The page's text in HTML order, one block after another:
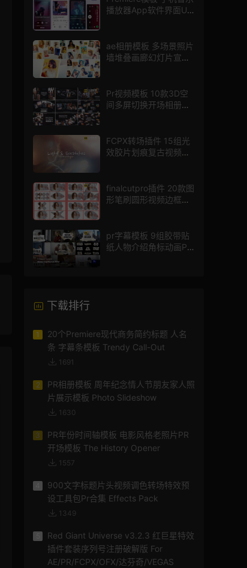
播放器App软件界面UI
ae相册模板 多场景照片
墙堆叠画廊幻灯片宣传
Pr视频模板 10款3D空
间多屏切换开场相册视
FCPX转场插件 15组光
效胶片划痕复古视频过
finalcutpro插件 20款图
形笔刷圆形视频边框遮
pr字幕模板 9组胶带贴
纸人物介绍角标动画PR
下载排行
1
20个Premiere现代商务简约标题 人名
条 字幕条模板 Trendy Call-Out
1691
2
PR相册模板 周年纪念情人节朋友家人照
片展示模板 Photo Slideshow
1630
3
PR年份时间轴模板 电影风格老照片PR
开场模板 The History Opener
1557
900文字标题片头视频调色转场特效预
设工具包Pr合集 Effects Pack
1349
Red Giant Universe v3.2.3 红巨星特效
插件套装序列号注册破解版 For
AE/PR/FCPX/OFX/达芬奇/VEGAS